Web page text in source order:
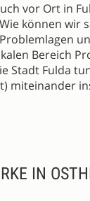
vor Ort in
können wir
Bereich
Stadt Fulda
miteinander
IN